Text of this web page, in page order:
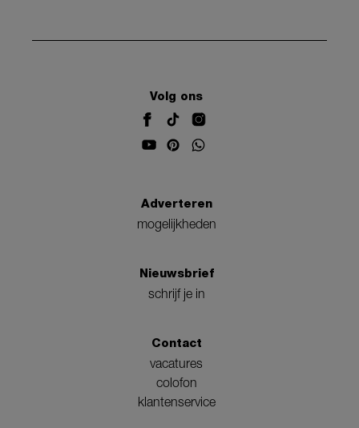
Volg ons
Adverteren
mogelijkheden
Nieuwsbrief
schrijf je in
Contact
vacatures
colofon
klantenservice